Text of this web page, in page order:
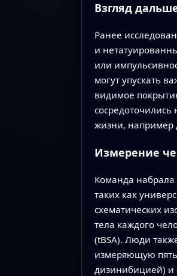
Взгляд
Ранее
и
или
могут упускать
видимое
жизни, например
Измерение
Команда
таких как
схематических
тела каждого
(tBSA). Люди
измеряющую
дизинибицией) и